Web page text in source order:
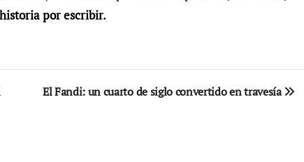
por escribir.
El Fandi: un cuarto de siglo convertido en travesía